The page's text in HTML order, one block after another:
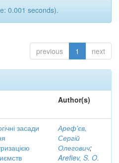
0.001 seconds).
previous 1 next
Author(s)
засади
Ареф'єв,
Сергій
Олегович;
Arefiev, S. O.